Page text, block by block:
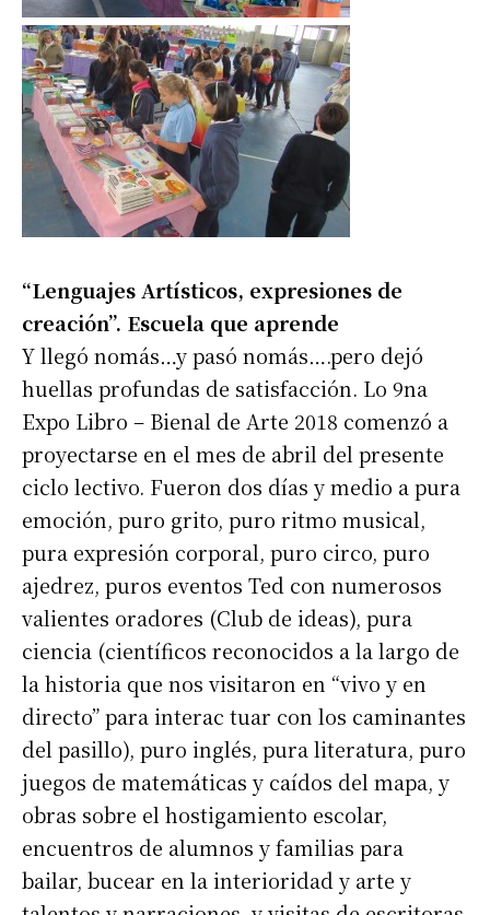
“Lenguajes Artísticos, expresiones de
creación”. Escuela que aprende
Y llegó nomás…y pasó nomás….pero dejó
huellas profundas de satisfacción. Lo 9na
Expo Libro – Bienal de Arte 2018 comenzó a
proyectarse en el mes de abril del presente
ciclo lectivo. Fueron dos días y medio a pura
emoción, puro grito, puro ritmo musical,
pura expresión corporal, puro circo, puro
ajedrez, puros eventos Ted con numerosos
valientes oradores (Club de ideas), pura
ciencia (científicos reconocidos a la largo de
la historia que nos visitaron en “vivo y en
directo” para interac tuar con los caminantes
del pasillo), puro inglés, pura literatura, puro
juegos de matemáticas y caídos del mapa, y
obras sobre el hostigamiento escolar,
encuentros de alumnos y familias para
bailar, bucear en la interioridad y arte y